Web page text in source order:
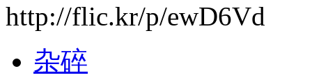
http://flic.kr/p/ewD6Vd
杂碎